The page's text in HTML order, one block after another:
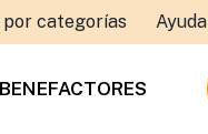
por categorías Ayuda
BENEFACTORES